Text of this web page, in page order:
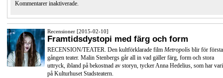
Kommentarer inaktiverade.
Recensioner [2015-02-10]
Framtidsdystopi med färg och form
RECENSION/TEATER. Den kultförklarade film Metropolis blir för första
gången teater. Malin Stenbergs går all in vad gäller färg, form och stora
uttryck, ibland på bekostnad av storyn, tycker Anna Hedelius, som har
på Kulturhuset Stadsteatern.